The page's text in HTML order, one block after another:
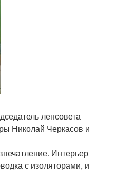
ленсовета
Николай Черкасов и
Интерьер
с изоляторами, и